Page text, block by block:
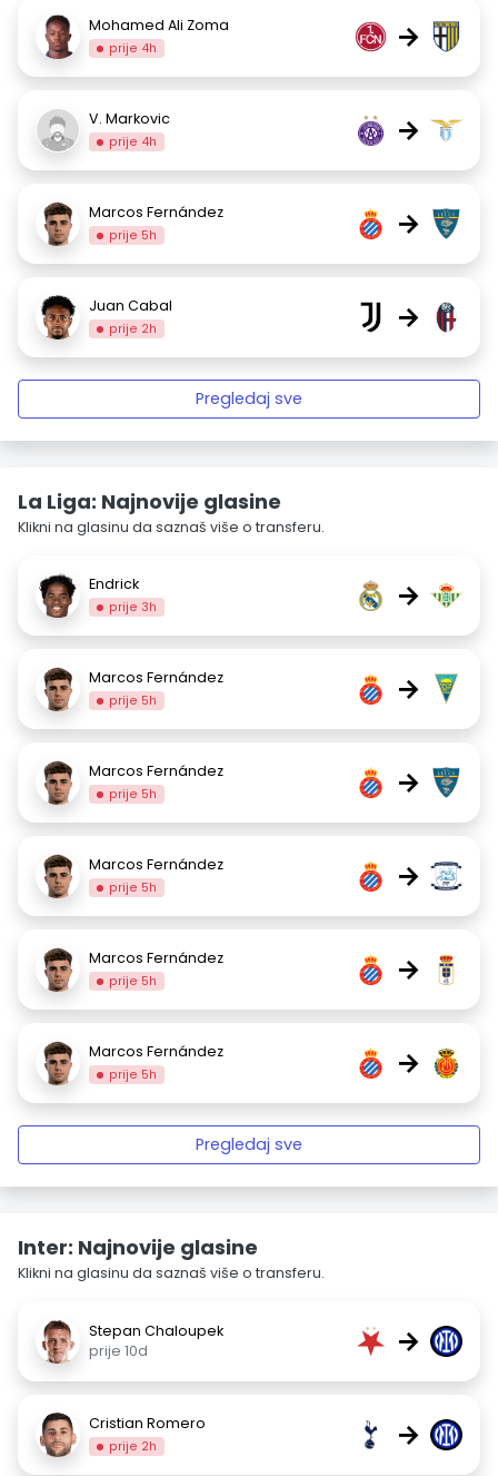
Mohamed Ali Zoma
prije 4h →
V. Markovic
prije 4h →
Marcos Fernández
prije 5h →
Juan Cabal
prije 2h →
Pregledaj sve
La Liga: Najnovije glasine
Klikni na glasinu da saznaš više o transferu.
Endrick
prije 3h →
Marcos Fernández
prije 5h →
Marcos Fernández
prije 5h →
Marcos Fernández
prije 5h →
Marcos Fernández
prije 5h →
Marcos Fernández
prije 5h →
Pregledaj sve
Inter: Najnovije glasine
Klikni na glasinu da saznaš više o transferu.
Stepan Chaloupek
prije 10d
→
Cristian Romero
prije 2h →